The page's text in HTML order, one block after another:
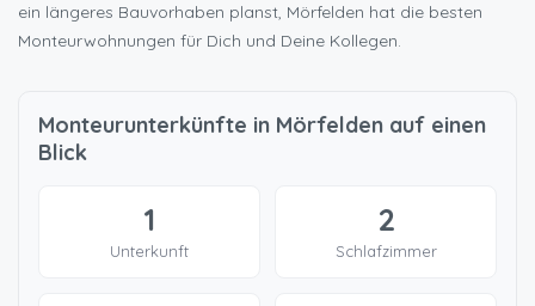
ein längeres Bauvorhaben planst, Mörfelden hat die besten
Monteurwohnungen für Dich und Deine Kollegen.
Monteurunterkünfte in Mörfelden auf einen
Blick
1
Unterkunft
2
Schlafzimmer